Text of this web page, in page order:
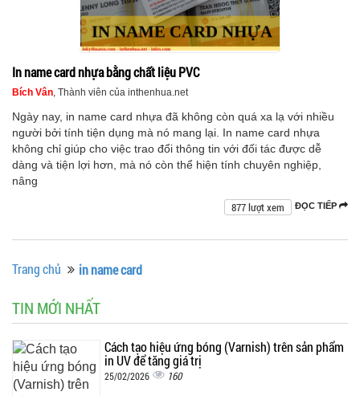
In name card nhựa bằng chất liệu PVC
Bích Vân, Thành viên của inthenhua.net
Ngày nay, in name card nhựa đã không còn quá xa lạ với nhiều
người bởi tính tiện dụng mà nó mang lại. In name card nhựa
không chỉ giúp cho việc trao đổi thông tin với đối tác được dễ
dàng và tiện lợi hơn, mà nó còn thể hiện tính chuyên nghiệp,
nâng
ĐỌC TIẾP
877 lượt xem
Trang chủ in name card
TIN MỚI NHẤT
Cách tạo hiệu ứng bóng (Varnish) trên sản phẩm
in UV để tăng giá trị
25/02/2026 160